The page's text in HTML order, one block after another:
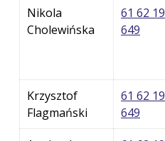
Nikola
Cholewińska
61 62 19
649
Krzysztof
Flagmański
61 62 19
649